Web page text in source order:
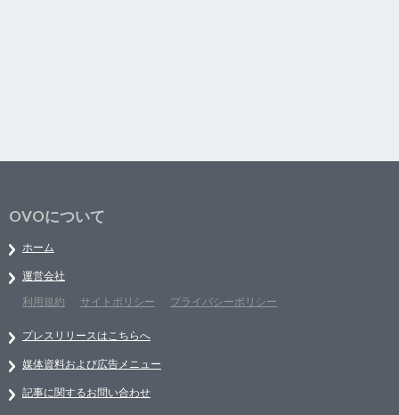
OVOについて
ホーム
運営会社
利用規約
サイトポリシー プライバシーポリシー
プレスリリースはこちらへ
媒体資料および広告メニュー
記事に関するお問い合わせ